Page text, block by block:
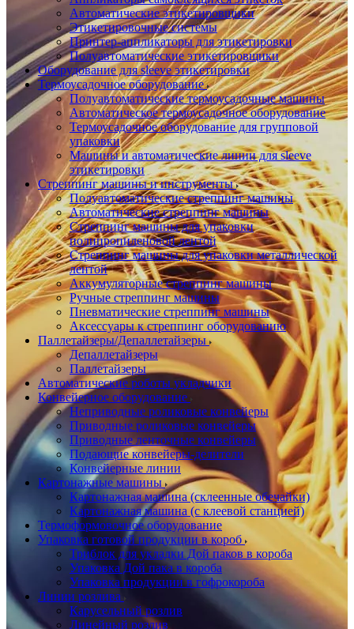
Автоматические этикетировщики
Этикетировочные системы
Принтер-аппликаторы для этикетировки
Полуавтоматические этикетировщики
Оборудование для sleeve этикетировки
Термоусадочное оборудование
Полуавтоматические термоусадочные машины
Автоматическое термоусадочное оборудование
Термоусадочное оборудование для групповой
упаковки
Машины и автоматические линии для sleeve
этикетировки
Стреппинг машины и инструменты
Полуавтоматические стреппинг машины
Автоматические стреппинг машины
Стреппинг машины для упаковки
полипропиленовой лентой
Стреппинг машины для упаковки металлической
лентой
Аккумуляторные стреппинг машины
Ручные стреппинг машины
Пневматические стреппинг машины
Аксессуары к стреппинг оборудованию
Паллетайзеры/Депаллетайзеры
Депаллетайзеры
Паллетайзеры
Автоматические роботы укладчики
Конвейерное оборудование
Неприводные роликовые конвейеры
Приводные роликовые конвейеры
Приводные ленточные конвейеры
Подающие конвейеры-делители
Конвейерные линии
Картонажные машины
Картонажная машина (склеенные обечайки)
Картонажная машина (с клеевой станцией)
Термоформовочное оборудование
Упаковка готовой продукции в короб
Триблок для укладки Дой паков в короба
Упаковка Дой пака в короба
Упаковка продукции в гофрокороба
Линии розлива
Карусельный розлив
Линейный розлив